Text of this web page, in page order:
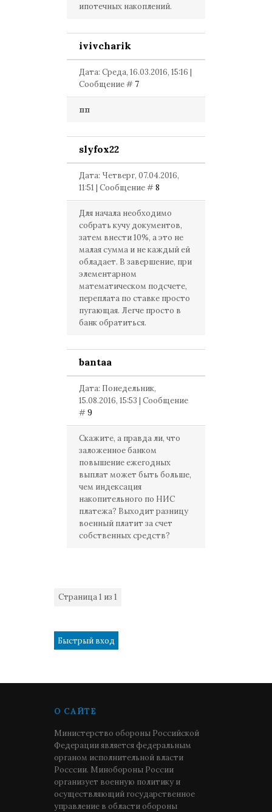
ипотечных накоплений.
ivivcharik
Дата: Среда, 16.03.2016, 15:16 |
Сообщение # 7
пп
slyfox22
Дата: Четверг, 07.04.2016,
11:51 | Сообщение #8
Для начала необходимо
собрать кучу документов,
затем внести 10%, а это не
малая сумма и не каждый ей
обладает. В завершение, при
элементарном
математическом подсчете,
переплата по ставке просто
пугающая. Легче просто в
банк обратиться.
bantaa
Дата: Понедельник,
15.08.2016, 15:53 | Сообщение
#9
Скажите, а правда ли, что
заложенное банком
повышение ежегодных
выплат может быть больше,
чем индексация
накопительного по НИС
платежа? Выходит разницу
военный платит за счет
собственных средств?
Страница1 из 1
О САЙТЕ
Министерство обороны Российской
Федерации является федеральным
органом исполнительной власти
Росссии. Минобороны России
организует военную политику и
осуществляющий государственное
управление в области обороны